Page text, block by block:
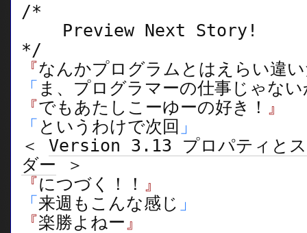
/*
Preview Next Story!
*/
『なんかプログラムとはえらい違
「 ま、プログラマーの仕事じゃな
『でもあたしこーゆーの好き！ 』
「 というわけで次回 」
＜ Version 3.13 プロパティとス
ダー ＞
『につづく！！ 』
「来週もこんな感じ 」
『楽勝よねー』